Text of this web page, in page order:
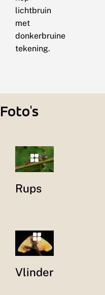
lichtbruin
met
donkerbruine
tekening.
Foto's
Rups
Vlinder